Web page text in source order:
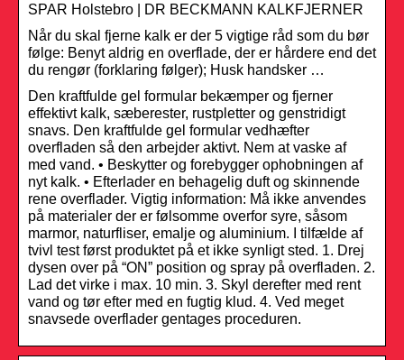
SPAR Holstebro | DR BECKMANN KALKFJERNER
Når du skal fjerne kalk er der 5 vigtige råd som du bør
følge: Benyt aldrig en overflade, der er hårdere end det
du rengør (forklaring følger); Husk handsker …
Den kraftfulde gel formular bekæmper og fjerner
effektivt kalk, sæberester, rustpletter og genstridigt
snavs. Den kraftfulde gel formular vedhæfter
overfladen så den arbejder aktivt. Nem at vaske af
med vand. • Beskytter og forebygger ophobningen af
nyt kalk. • Efterlader en behagelig duft og skinnende
rene overflader. Vigtig information: Må ikke anvendes
på materialer der er følsomme overfor syre, såsom
marmor, naturfliser, emalje og aluminium. I tilfælde af
tvivl test først produktet på et ikke synligt sted. 1. Drej
dysen over på “ON” position og spray på overfladen. 2.
Lad det virke i max. 10 min. 3. Skyl derefter med rent
vand og tør efter med en fugtig klud. 4. Ved meget
snavsede overflader gentages proceduren.